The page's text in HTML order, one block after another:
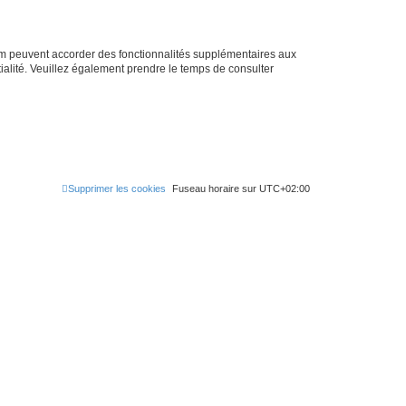
peuvent accorder des fonctionnalités supplémentaires aux
Veuillez également prendre le temps de consulter
Fuseau horaire sur UTC+02:00
Supprimer les cookies